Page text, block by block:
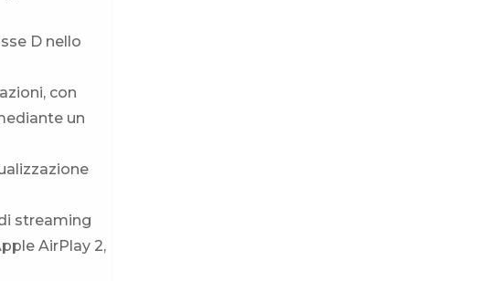
D nello
con
un
streaming
AirPlay 2,